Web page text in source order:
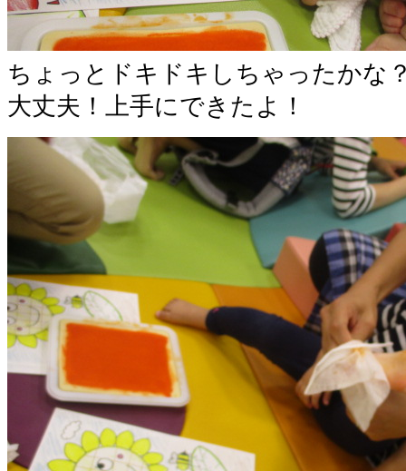
ちょっとドキドキしちゃったかな
大丈夫！上手にできたよ！